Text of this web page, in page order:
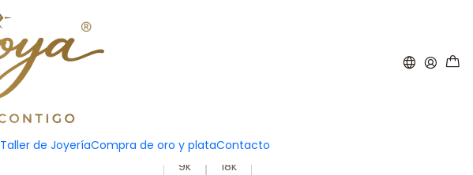
Taller de JoyeríaCompra de oro y plataContacto
KILATES
9k 18k